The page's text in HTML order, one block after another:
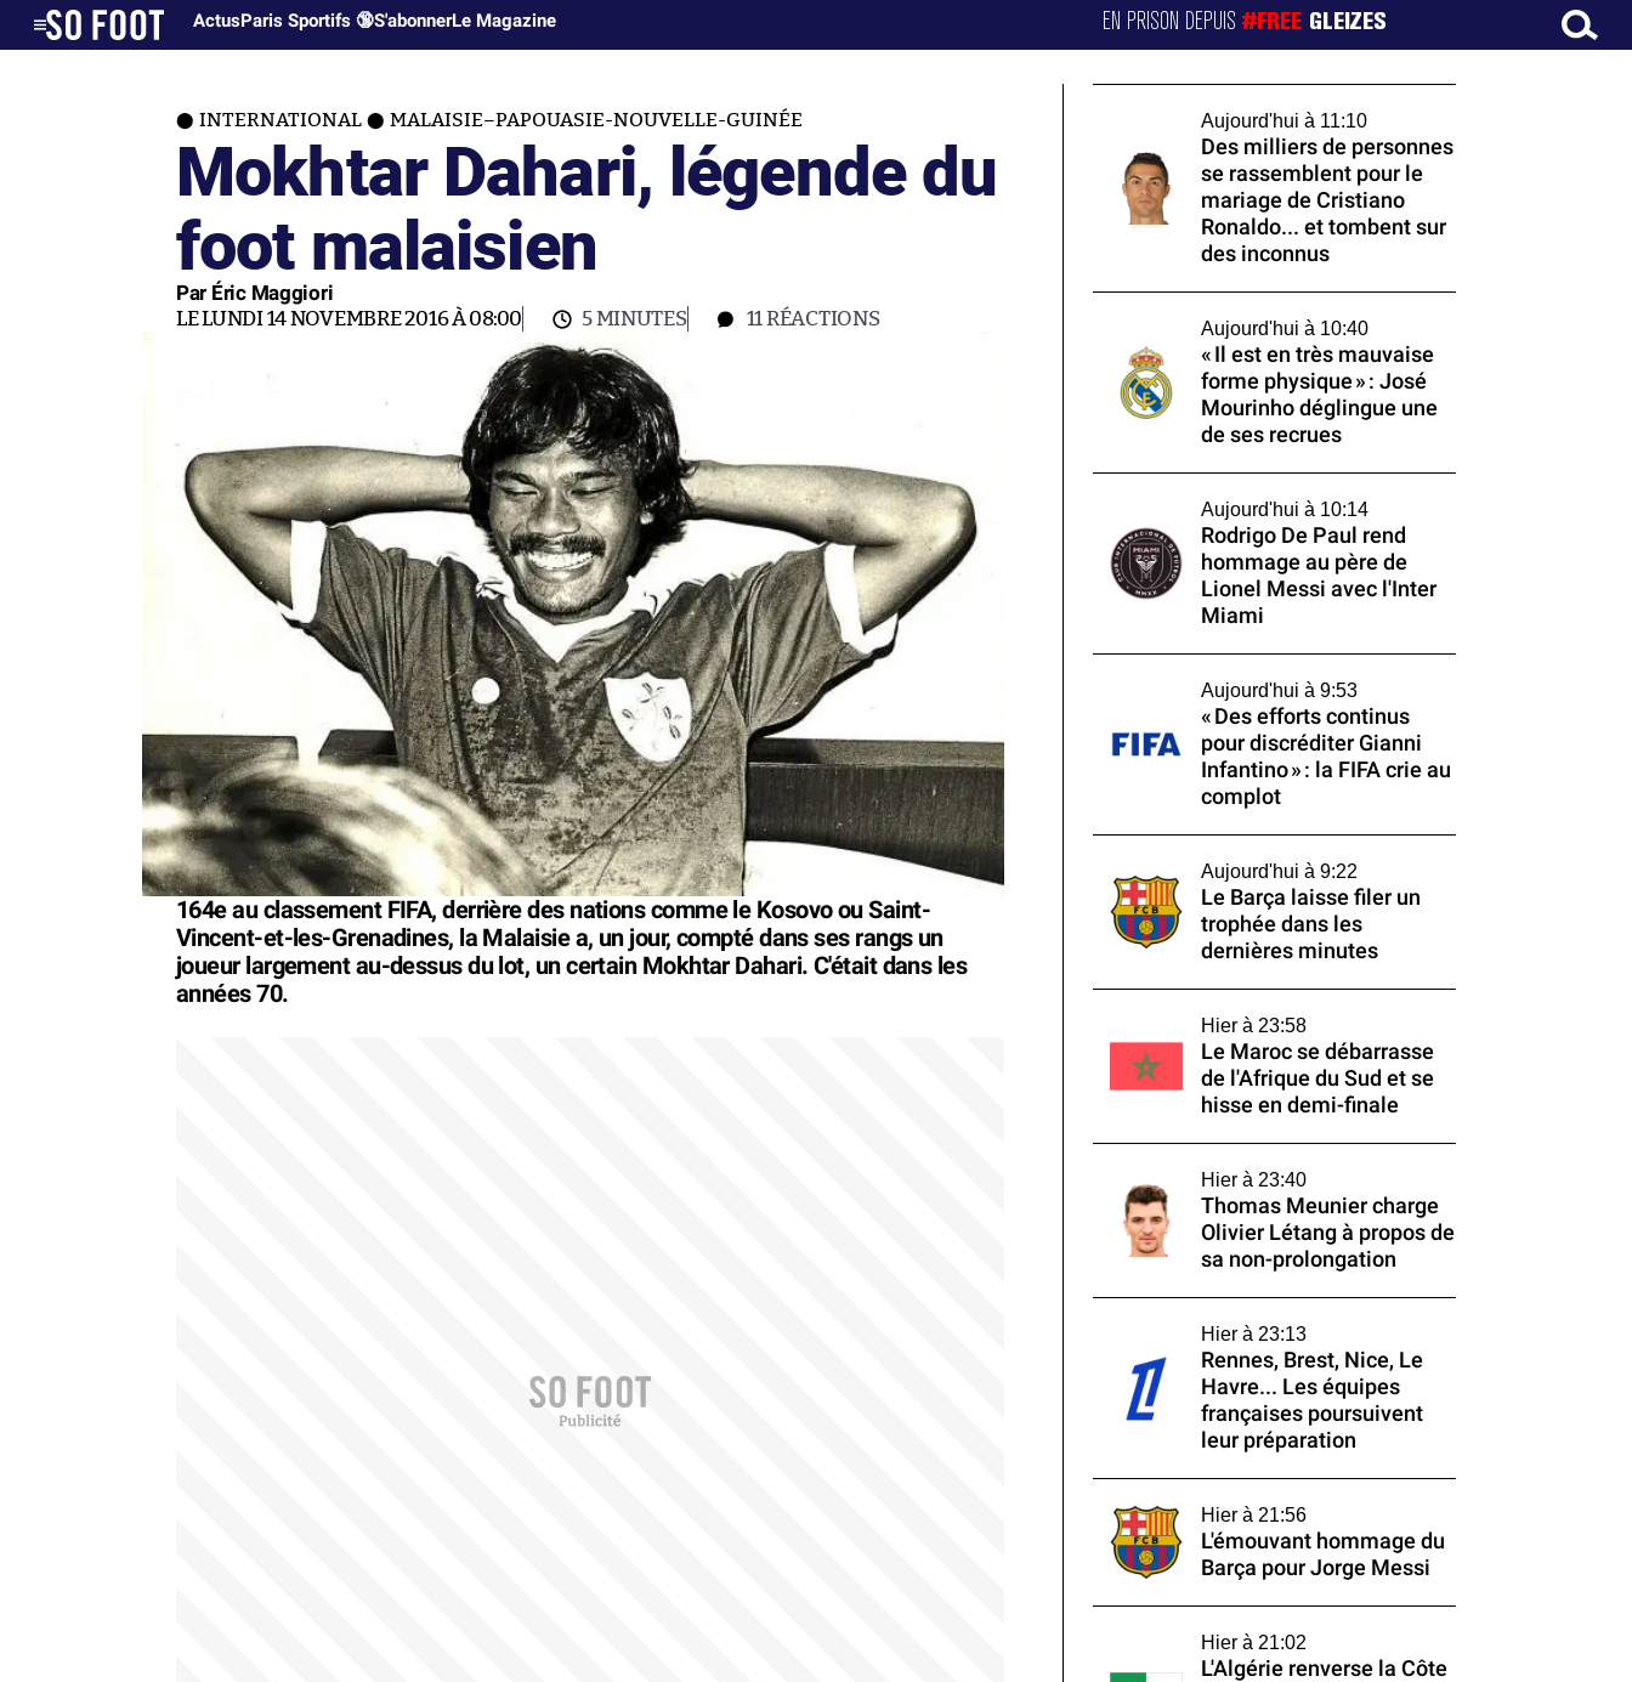
ActusParis Sportifs 🔞S'abonnerLe Magazine EN PRISON DEPUIS#FREE GLEIZES
INTERNATIONAL MALAISIE–PAPOUASIE-NOUVELLE-GUINÉE
Mokhtar Dahari, légende du
foot malaisien
Par Éric Maggiori
LE LUNDI 14 NOVEMBRE 2016 À 08:00 5 MINUTES 11 RÉACTIONS
164e au classement FIFA, derrière des nations comme le Kosovo ou Saint-
Vincent-et-les-Grenadines, la Malaisie a, un jour, compté dans ses rangs un
joueur largement au-dessus du lot, un certain Mokhtar Dahari. C'était dans les
années 70.
Aujourd'hui à 11:10
Des milliers de personnes
se rassemblent pour le
mariage de Cristiano
Ronaldo... et tombent sur
des inconnus
Aujourd'hui à 10:40
« Il est en très mauvaise
forme physique » : José
Mourinho déglingue une
de ses recrues
Aujourd'hui à 10:14
Rodrigo De Paul rend
hommage au père de
Lionel Messi avec l'Inter
Miami
Aujourd'hui à 9:53
« Des efforts continus
pour discréditer Gianni
Infantino » : la FIFA crie au
complot
Aujourd'hui à 9:22
Le Barça laisse filer un
trophée dans les
dernières minutes
Hier à 23:58
Le Maroc se débarrasse
de l'Afrique du Sud et se
hisse en demi-finale
Hier à 23:40
Thomas Meunier charge
Olivier Létang à propos de
sa non-prolongation
Hier à 23:13
Rennes, Brest, Nice, Le
Havre... Les équipes
françaises poursuivent
leur préparation
Hier à 21:56
L'émouvant hommage du
Barça pour Jorge Messi
Hier à 21:02
L'Algérie renverse la Côte